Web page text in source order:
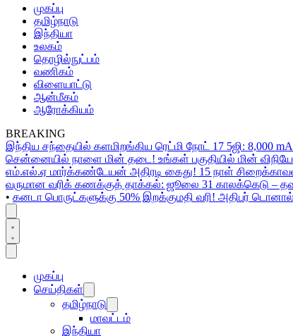
முகப்பு
தமிழ்நாடு
இந்தியா
உலகம்
தொழில்நுட்பம்
வணிகம்
விளையாட்டு
ஆன்மீகம்
ஆரோக்கியம்
BREAKING
இந்திய சந்தையில் களமிறங்கிய ரெட்மி நோட் 17 5ஜி: 8,000
சென்னையில் நாளை மின் தடை! உங்கள் பகுதியில் மின்
எம்.எல்.ஏ மார்க்கண்டேயன் அதிரடி கைது! 15 நாள்
வருமான வரிக் கணக்குத் தாக்கல்: ஜூலை 31 காலக்கெடு –
• கனடா பொருட்களுக்கு 50% இறக்குமதி வரி! அதிபர் டொனால்ட்
முகப்பு
செய்திகள்
தமிழ்நாடு
மாவட்டம்
இந்தியா